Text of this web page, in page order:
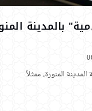
بالمدينة
المنورة، ممثلاً